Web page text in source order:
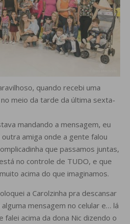
quando recebi uma
meio da tarde da última sexta-
mandando a mensagem, eu
amiga onde a gente falou
que passamos juntas,
no controle de TUDO, e que
acima do que imaginamos.
a Carolzinha pra descansar
mensagem no celular e… lá
falei acima da dona Nic dizendo o